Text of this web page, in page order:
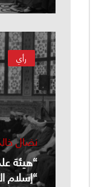
رأي
نضال
“هيئة
“إسلام